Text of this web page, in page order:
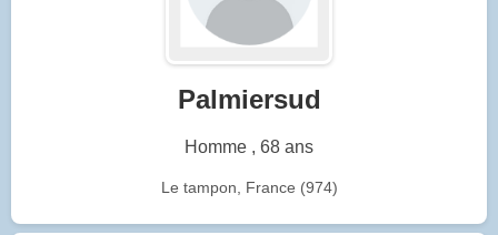
Palmiersud
Homme , 68 ans
Le tampon, France (974)